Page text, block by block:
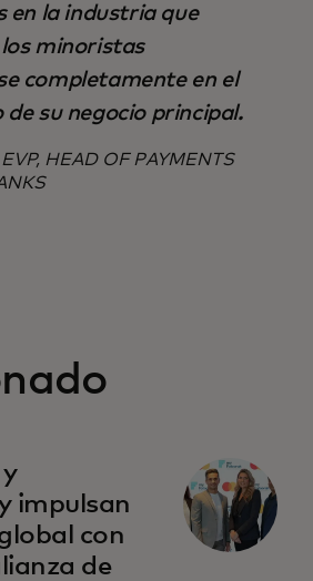
en la industria que
minoristas
completamente en el
su negocio principal.
EVP, HEAD OF PAYMENTS
impulsan
con
de